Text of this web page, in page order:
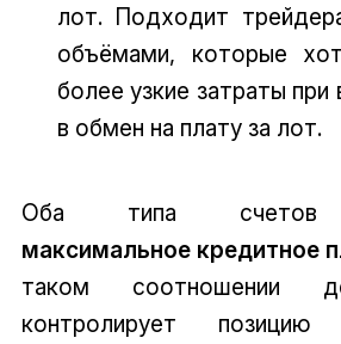
лот. Подходит
объёмами, которые
более узкие затраты
в обмен на плату за лот.
Оба типа счетов
максимальное кредитное
таком соотношении
контролирует